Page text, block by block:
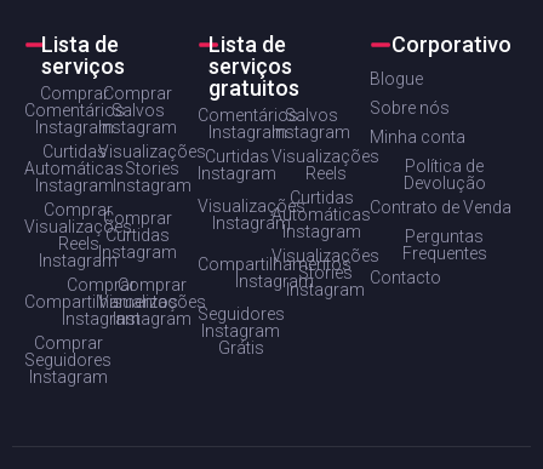
Lista de
serviços
Comprar
Comentários
Instagram
Comprar
Salvos
Instagram
Curtidas
Automáticas
Instagram
Visualizações
Stories
Instagram
Comprar
Visualizações
Reels
Instagram
Comprar
Curtidas
Instagram
Comprar
Compartilhamentos
Instagram
Comprar
Visualizações
Instagram
Comprar
Seguidores
Instagram
Lista de
serviços
gratuitos
Comentários
Instagram
Salvos
Instagram
Curtidas
Instagram
Visualizações
Reels
Visualizações
Instagram
Curtidas
Automáticas
Instagram
Compartilhamentos
Instagram
Visualizações
Stories
Instagram
Seguidores
Instagram
Grátis
Corporativo
Blogue
Sobre nós
Minha conta
Política de
Devolução
Contrato de Venda
Perguntas
Frequentes
Contacto